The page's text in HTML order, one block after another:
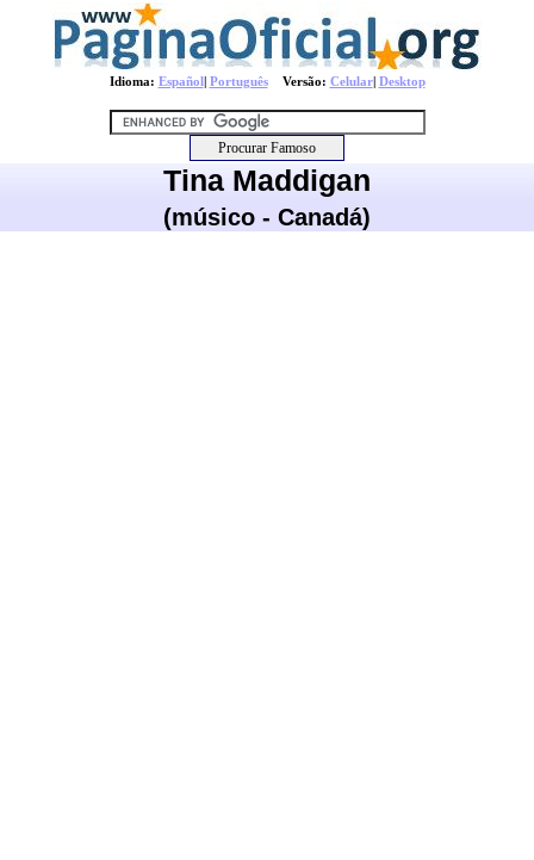
Idioma: Español| PortuguêsVersão: Celular| Desktop
Tina Maddigan
(músico - Canadá)